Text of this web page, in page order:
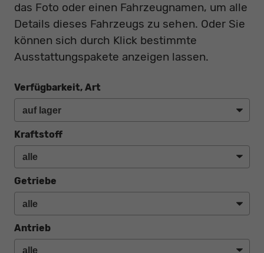
das Foto oder einen Fahrzeugnamen, um alle
Details dieses Fahrzeugs zu sehen. Oder Sie
können sich durch Klick bestimmte
Ausstattungspakete anzeigen lassen.
Verfügbarkeit, Art
Kraftstoff
Getriebe
Antrieb